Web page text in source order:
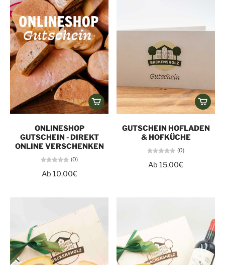
ONLINESHOP
GUTSCHEIN - DIREKT
ONLINE VERSCHENKEN
(0)
Ab 10,00€
GUTSCHEIN HOFLADEN
& HOFKÜCHE
(0)
Ab 15,00€